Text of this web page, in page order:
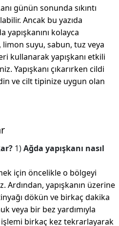
günün sonunda sıkıntı
Ancak bu yazıda
kolayca
limon suyu, sabun, tuz veya
kullanarak yapışkanı etkili
Yapışkanı çıkarırken cildi
ve cilt tipinize uygun olan
1)Ağda yapışkanı nasıl
için öncelikle o bölgeyi
Ardından, yapışkanın üzerine
dökün ve birkaç dakika
veya bir bez yardımıyla
işlemi birkaç kez tekrarlayarak